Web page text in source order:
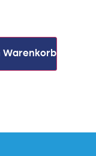
Warenkorb